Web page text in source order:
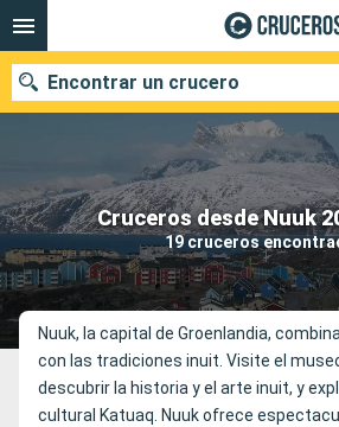
Cruceros desde Nuuk
19 cruceros
Encontrar un crucero
Fecha de salida
Nuuk, la capital de Groenlandia,
con las tradiciones inuit. Visite el
descubrir la historia y el arte inuit, y
cultural Katuaq. Nuuk ofrece